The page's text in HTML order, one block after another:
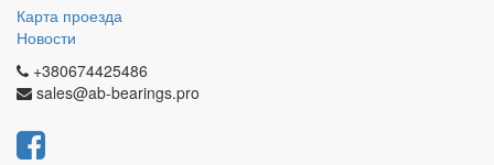
Карта проезда
Новости
+380674425486
sales@ab-bearings.pro